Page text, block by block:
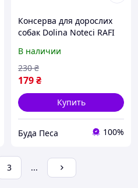
Консерва для дорослих
собак Dolina Noteci RAFI
журавлина, 800 г
В наличии
179₴
230 ₴
Купить
Буда Песа 100%
3 ...